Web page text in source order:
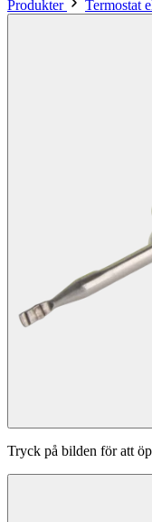
Produkter Termostat
Tryck på bilden för att